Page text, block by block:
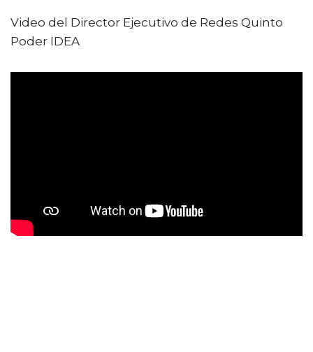
o
k
p r
Video del Director Ejecutivo de Redes Quinto
Poder IDEA